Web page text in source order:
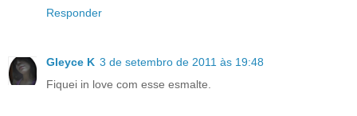
Responder
Gleyce K 3 de setembro de 2011 às 19:48
Fiquei in love com esse esmalte.